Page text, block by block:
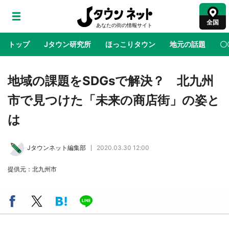
全国
トップ Jタウン研究所 ほっこりタウン 地元の話題 〇
地域×二次元 絶景 あの時はありがとう 物語がはじ
日向翔陽＆影山飛雄が笹かまを食べる！ アニ
メ『ハイキュー！！』×老舗「鐘崎」コラボで
地域の課題をSDGsで解決？ 北九州
市で見つけた「未来の商店街」の姿と
は
Jタウンネット編集部 2020.03.30 12:00
提供元：北九州市